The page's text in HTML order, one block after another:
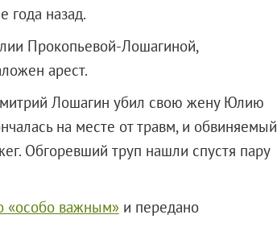
года назад.
Прокопьевой-Лошагиной,
арест.
Лошагин убил свою жену Юлию
на месте от травм, и обвиняемый
Обгоревший труп нашли спустя пару
«особо важным»и передано